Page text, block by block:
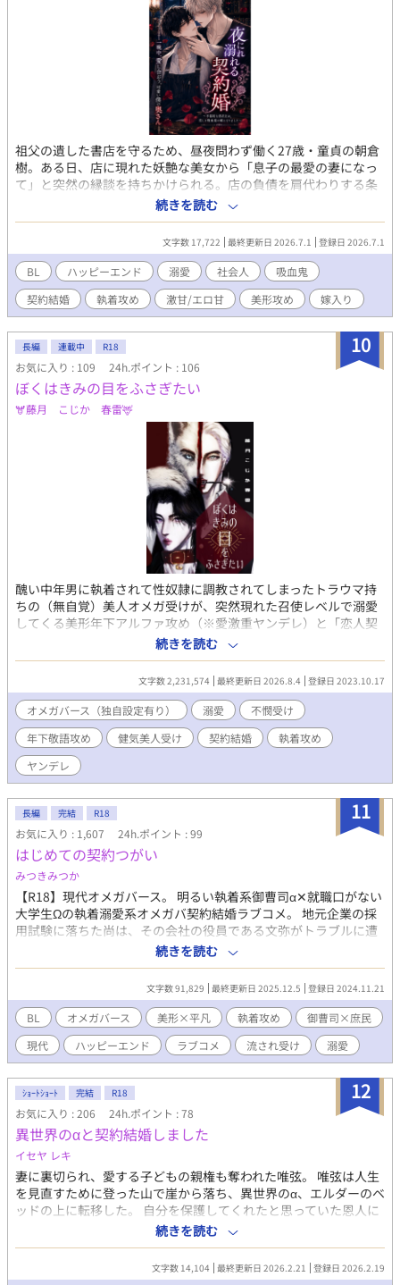
祖父の遺した書店を守るため、昼夜問わず働く27歳・童貞の朝倉
樹。ある日、店に現れた妖艶な美女から「息子の最愛の妻になっ
て」と突然の縁談を持ちかけられる。店の負債を肩代わりする条
件に釣られサインした樹だが、豪邸で待っていたのは、先日店に
やって来た美しい変人客・黒羽凛太郎だった。 「さっそく初夜に
入ろうか。僕のお嫁さん」 なんと彼の正体は、人間の血を欲する
吸血鬼だった！ 優しい牙と指先がもたらす極上の快楽に心も体も
蕩かされ、樹はたった一晩で奥さんとして開発されてしま
い……！？ 規格外な吸血鬼一家に嫁ぐことになった不器用青年
の、甘く淫らでちょっぴり過激な溺愛・異類婚姻BL！
続きを読む
文字数 17,722 最終更新日 2026.7.1 登録日 2026.7.1
BL ハッピーエンド 溺愛 社会人
吸血鬼
契約結婚
執着攻め 激甘/エロ甘 美形攻め 嫁入り
10
長編 連載中 R18
お気に入り : 109 24h.ポイント : 106
ぼくはきみの目をふさぎたい
🫎藤月 こじか 春雷🦌
醜い中年男に執着されて性奴隷に調教されてしまったトラウマ持
ちの（無自覚）美人オメガ受けが、突然現れた召使レベルで溺愛
してくる美形年下アルファ攻め（※愛激重ヤンデレ）と「恋人契
約」を結び、地獄から天国くらい180度変わった環境でとにかく
結婚を迫られて（ひとまず）「婚姻契約」を結ぶ、改変オメガバ
ースBL。 主に敬語の癇癪もち執着ドＳ作家アルファ×健気儚げ、
でも芯強めで実はプライド高め、理屈っぽい卑屈ドＭオメガ（※
ド天然） ※受けも病んでるのでたまにヤンデレ化。 ※攻めは獣人
化要素あり（狼、人狼、人間）。 ※今後攻め×受けで主従プレイ
（SMプレイ）も含まれそう。 【あらすじ】 「私と一週間の〝恋
人契約〟を結んでください。」 オメガ男性、27歳のユンファ（受
け）は「性奴隷契約」を交わしたケグリが経営する店で日夜働
れる悲惨な日々を送っていた。 そんなある日、盲目だろう謎の美
青年――ソンジュ（攻め）――がケグリの経営するカフェへ訪
れ、ユンファはその美青年から謎の多い「取材」を受けることに
なる。 またその内にその美青年は、なんと名家九条ヲク家の子息
にして次期当主の「九条・ヲク・ソンジュ」であることが判明し
たが、そうした高い身分にありながらソンジュは性奴隷のユンフ
ァに「恋人契約」を持ちかけ、二人はその「契約」を結ぶ。 そし
て二人はソンジュの高級マンションへ――ユンファは下等な性奴
隷として虐げられていたところから一変、執事付きの驚くほど豪
華なそこで一週間ソンジュの「契約上の恋人」として過ごすこと
になるが、どうもソンジュは「契約」とは名ばかりに、ユンファ
のことを本当に、狂気的なまでに愛しているようで……。 ユンフ
ァは幾度もソンジュに結婚を迫られ、そしてユンファもソンジュ
の神のような慈愛と、悪魔のような狂愛に翻弄されつつも、その
謎の多い美青年に強く惹かれてゆくが…――。 「僕は、貴方とは
結婚出来ません――。」 【2026年3月より始まった新制度『未管
理著作物裁定制度』における意思表示（念のため）】 非営利・営
利を問わず、当作をふくむ当方全作品においてイラスト・作中内
文章はもちろん、表紙絵やあらすじ等ふくむ作品の一切の無断利
用を禁じます（AI学習等含む）。
続きを読む
文字数 2,231,574 最終更新日 2026.8.4 登録日 2023.10.17
オメガバース（独自設定有り） 溺愛
不憫受け
年下敬語攻め
健気美人受け 契約結婚
執着攻め
ヤンデレ
11
長編 完結 R18
お気に入り : 1,607 24h.ポイント : 99
はじめての契約つがい
みつきみつか
【R18】現代オメガバース。 明るい執着系御曹司α✕就職口がない
大学生Ωの執着溺愛系オメガバ契約結婚ラブコメ。 地元企業の採
用試験に落ちた尚は、その会社の役員である文弥がトラブルに遭
っていたところを助け、それ以来、食事に行く仲となった。 大学
四年生も終盤に差し掛かるものの、Ωであることが理由で尚の就
職先はなかなか決まらない。 そこで、文弥から、「生活の面倒を
みるので契約結婚しませんか」と持ちかけられ、尚は快諾する
が……。 契約結婚ラブコメ＋エロ R18は（※）をつけます。 ※完
結済※
続きを読む
文字数 91,829 最終更新日 2025.12.5 登録日 2024.11.21
BL オメガバース 美形×平凡 執着攻め
御曹司×庶民
現代
ハッピーエンド ラブコメ 流され受け 溺愛
12
ｼｮｰﾄｼｮｰﾄ 完結 R18
お気に入り : 206 24h.ポイント : 78
異世界のαと契約結婚しました
イセヤ レキ
妻に裏切られ、愛する子どもの親権も奪われた唯弦。 唯弦は人生
を見直すために登った山で崖から落ち、異世界のα、エルダーのベ
ッドの上に転移した。 自分を保護してくれたと思っていた恩人に
襲われる唯弦と、自分のベッドに不法侵入しているΩを発見したエ
ルダー。 同時に発情した二人はそのまま身体を繋げるが、出会い
は最悪な割に、お互い惹かれ合う。 そこでエルダーは、お互いに
メリットのある契約結婚を唯弦に提案するのだった――。 人生の
続きを読む
文字数 14,104 最終更新日 2026.2.21 登録日 2026.2.19